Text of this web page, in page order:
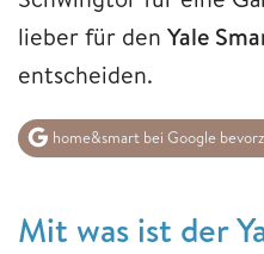
lieber für den Yale
entscheiden.
home&smart bei Google
Mit was ist der